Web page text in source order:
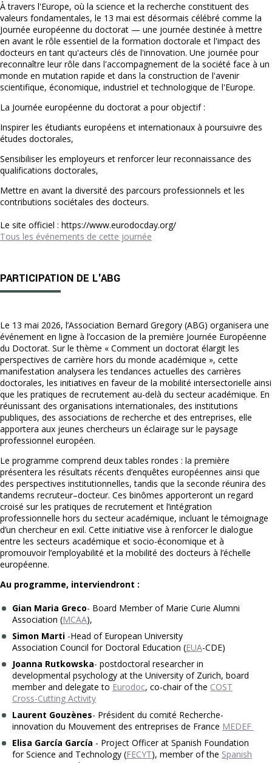
À travers l'Europe, où la science et la recherche constituent des
valeurs fondamentales, le 13 mai est désormais célébré comme la
Journée européenne du doctorat — une journée destinée à mettre
en avant le rôle essentiel de la formation doctorale et l'impact des
docteurs en tant qu'acteurs clés de l'innovation. Une journée pour
reconnaître leur rôle dans l'accompagnement de la société face à un
monde en mutation rapide et dans la construction de l'avenir
scientifique, économique, industriel et technologique de l'Europe.
La Journée européenne du doctorat a pour objectif :
Inspirer les étudiants européens et internationaux à poursuivre des
études doctorales,
Sensibiliser les employeurs et renforcer leur reconnaissance des
qualifications doctorales,
Mettre en avant la diversité des parcours professionnels et les
contributions sociétales des docteurs.
Le site officiel : https://www.eurodocday.org/
Tous les événements de cette journée
PARTICIPATION DE L'ABG
Le 13 mai 2026, l’Association Bernard Gregory (ABG) organisera une
événement en ligne à l’occasion de la première Journée Européenne
du Doctorat. Sur le thème « Comment un doctorat élargit les
perspectives de carrière hors du monde académique », cette
manifestation analysera les tendances actuelles des carrières
doctorales, les initiatives en faveur de la mobilité intersectorielle ainsi
que les pratiques de recrutement au-delà du secteur académique. En
réunissant des organisations internationales, des institutions
publiques, des associations de recherche et des entreprises, elle
apportera aux jeunes chercheurs un éclairage sur le paysage
professionnel européen.
Le programme comprend deux tables rondes : la première
présentera les résultats récents d’enquêtes européennes ainsi que
des perspectives institutionnelles, tandis que la seconde réunira des
tandems recruteur–docteur. Ces binômes apporteront un regard
croisé sur les pratiques de recrutement et l’intégration
professionnelle hors du secteur académique, incluant le témoignage
d’un chercheur en exil. Cette initiative vise à renforcer le dialogue
entre les secteurs académique et socio-économique et à
promouvoir l’employabilité et la mobilité des docteurs à l’échelle
européenne.
Au programme, interviendront :
Gian Maria Greco- Board Memberof Marie Curie Alumni
Association (MCAA),
Simon Marti -Head of European University
Association Council for Doctoral Education (EUA-CDE)
Joanna Rutkowska- postdoctoral researcherin
developmental psychology at the University of Zurich, board
memberand delegate to Eurodoc, co-chair of the COST
Cross-Cutting Activity
Laurent Gouzènes- Président du comité Recherche-
innovation du Mouvement des entreprises de France MEDEF
Elisa García García - Project Officer at Spanish Foundation
for Science and Technology (FECYT), member of the Spanish